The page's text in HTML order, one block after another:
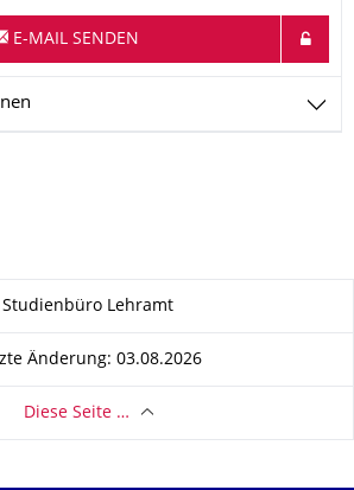
E-MAIL SENDEN
Studienbüro Lehramt
Änderung: 03.08.2026
Diese Seite …